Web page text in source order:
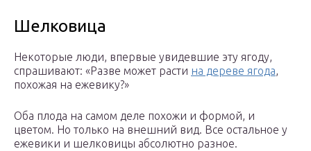
Шелковица
Некоторые люди, впервые увидевшие эту ягоду,
спрашивают: «Разве может расти на дереве ягода,
похожая на ежевику?»
Оба плода на самом деле похожи и формой, и
цветом. Но только на внешний вид. Все остальное у
ежевики и шелковицы абсолютно разное.